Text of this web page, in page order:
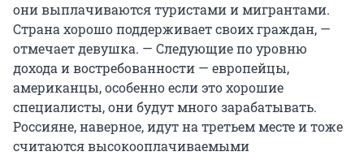
они выплачиваются туристами и мигрантами.
Страна хорошо поддерживает своих граждан, —
отмечает девушка. — Следующие по уровню
дохода и востребованности — европейцы,
американцы, особенно если это хорошие
специалисты, они будут много зарабатывать.
Россияне, наверное, идут на третьем месте и тоже
считаются высокооплачиваемыми